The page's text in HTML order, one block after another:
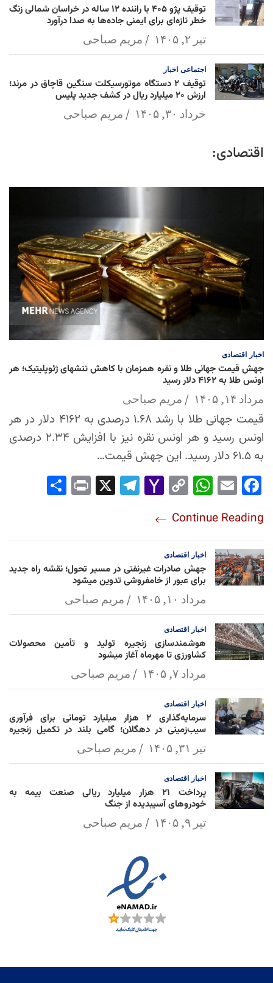
توقیف پژو ۴۰۵ با راننده ۱۲ ساله در خراسان شمالی زنگ
خطر تازه‌ای برای ایمنی جاده‌ها به صدا درآورد
تیر ۲, ۱۴۰۵ مریم صباحی
اجتماعی اخبار
توقیف ۲ دستگاه موتورسیکلت سنگین قاچاق در مرند؛
ارزش ۲۰ میلیارد ریال در کشف جدید پلیس
خرداد ۳۰, ۱۴۰۵ مریم صباحی
اقتصادی:
اخبار اقتصادی
جهش قیمت جهانی طلا و نقره همزمان با کاهش تنشهای ژئوپلیتیک؛ هر
اونس طلا به ۴۱۶۲ دلار رسید
مرداد ۱۴, ۱۴۰۵ مریم صباحی
قیمت جهانی طلا با رشد ۱.۶۸ درصدی به ۴۱۶۲ دلار در هر
اونس رسید و هر اونس نقره نیز با افزایش ۲.۳۴ درصدی
به ۶۱.۵ دلار رسید. این جهش قیمت…
Fac
ok
Em
Wh
Ap
p
Co
Lin
k
Yah
l
Tel
Pri
Continue Reading
اخبار اقتصادی
جهش صادرات غیرنفتی در مسیر تحول؛ نقشه راه جدید
برای عبور از خامفروشی تدوین میشود
مرداد ۱۰, ۱۴۰۵ مریم صباحی
اخبار اقتصادی
هوشمندسازی زنجیره تولید و تأمین محصولات
کشاورزی تا مهرماه آغاز میشود
مرداد ۷, ۱۴۰۵ مریم صباحی
اخبار اقتصادی
سرمایه‌گذاری ۲ هزار میلیارد تومانی برای فرآوری
سیب‌زمینی در دهگلان؛ گامی بلند در تکمیل زنجیره
تیر ۳۱, ۱۴۰۵ مریم صباحی
اخبار اقتصادی
پرداخت ۲۱ هزار میلیارد ریالی صنعت بیمه به
خودروهای آسیبدیده از جنگ
تیر ۹, ۱۴۰۵ مریم صباحی